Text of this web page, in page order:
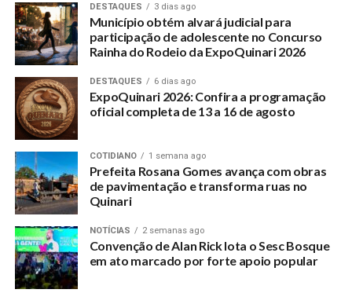
Tradicional Feira do Peixe 2026.
02 e 03 de abril (Quinta e Sexta-feira).
Mercado Municipal – Avenida Castelo Branco, Centro.
Agricultura e Pecuária.
Apoio:SEBRAE.
RELATED TOPICS:
UP NEXT
Ação Saúde fortalece cuidado com mulheres no
Centro do Idoso
DON'T MISS
Prefeita Rosana Gomes institui Programa Municipal
de Educação Ambiental
DESTAQUES 3 dias ago
Município obtém alvará judicial para
participação de adolescente no Concurso
Rainha do Rodeio da ExpoQuinari 2026
DESTAQUES 6 dias ago
ExpoQuinari 2026: Confira a programação
oficial completa de 13 a 16 de agosto
COTIDIANO 1 semana ago
Prefeita Rosana Gomes avança com obras
de pavimentação e transforma ruas no
Quinari
NOTÍCIAS 2 semanas ago
Convenção de Alan Rick lota o Sesc Bosque
em ato marcado por forte apoio popular